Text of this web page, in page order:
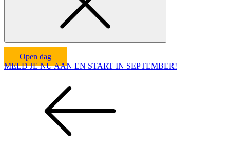
Open dag
MELD JE NU AAN EN START IN SEPTEMBER!